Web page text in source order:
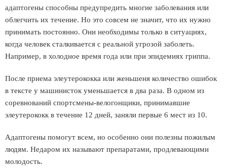
адаптогены способны предупредить многие заболевания или
облегчить их течение. Но это совсем не значит, что их нужно
принимать постоянно. Они необходимы только в ситуациях,
когда человек сталкивается с реальной угрозой заболеть.
Например, в холодное время года или при эпидемиях гриппа.
После приема элеутерококка или женьшеня количество ошибок
в тексте у машинисток уменьшается в два раза. В одном из
соревнований спортсмены-велогонщики, принимавшие
элеутерококк в течение 12 дней, заняли первые 6 мест из 10.
Адаптогены помогут всем, но особенно они полезны пожилым
людям. Недаром их называют препаратами, продлевающими
молодость.